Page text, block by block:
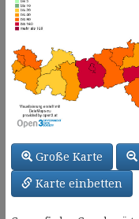
Große Karte
Karte einbetten